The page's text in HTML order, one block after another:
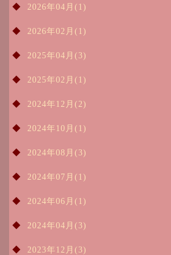
2026年04月(1)
2026年02月(1)
2025年04月(3)
2025年02月(1)
2024年12月(2)
2024年10月(1)
2024年08月(3)
2024年07月(1)
2024年06月(1)
2024年04月(3)
2023年12月(3)